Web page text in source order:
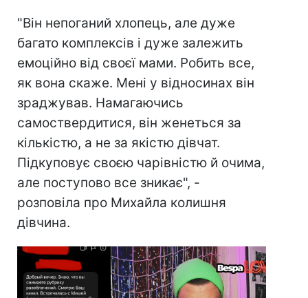
"Він непоганий хлопець, але дуже
багато комплексів і дуже залежить
емоційно від своєї мами. Робить все,
як вона скаже. Мені у відносинах він
зраджував. Намагаючись
самоствердитися, він женеться за
кількістю, а не за якістю дівчат.
Підкуповує своєю чарівністю й очима,
але поступово все зникає", -
розповіла про Михайла колишня
дівчина.